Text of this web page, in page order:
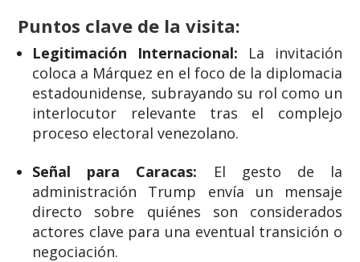
Puntos clave de la visita:
Legitimación Internacional: La invitación
coloca a Márquez en el foco de la diplomacia
estadounidense, subrayando su rol como un
interlocutor relevante tras el complejo
proceso electoral venezolano.
Señal para Caracas: El gesto de la
administración Trump envía un mensaje
directo sobre quiénes son considerados
actores clave para una eventual transición o
negociación.